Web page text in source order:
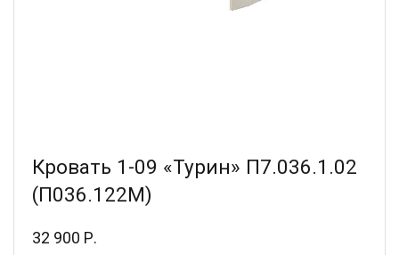
Кровать 1-09 «Турин» П7.036.1.02
(П036.122М)
32 900 Р.